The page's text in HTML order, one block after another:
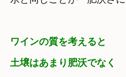
ワインの質を考えると
土壌はあまり肥沃でなく